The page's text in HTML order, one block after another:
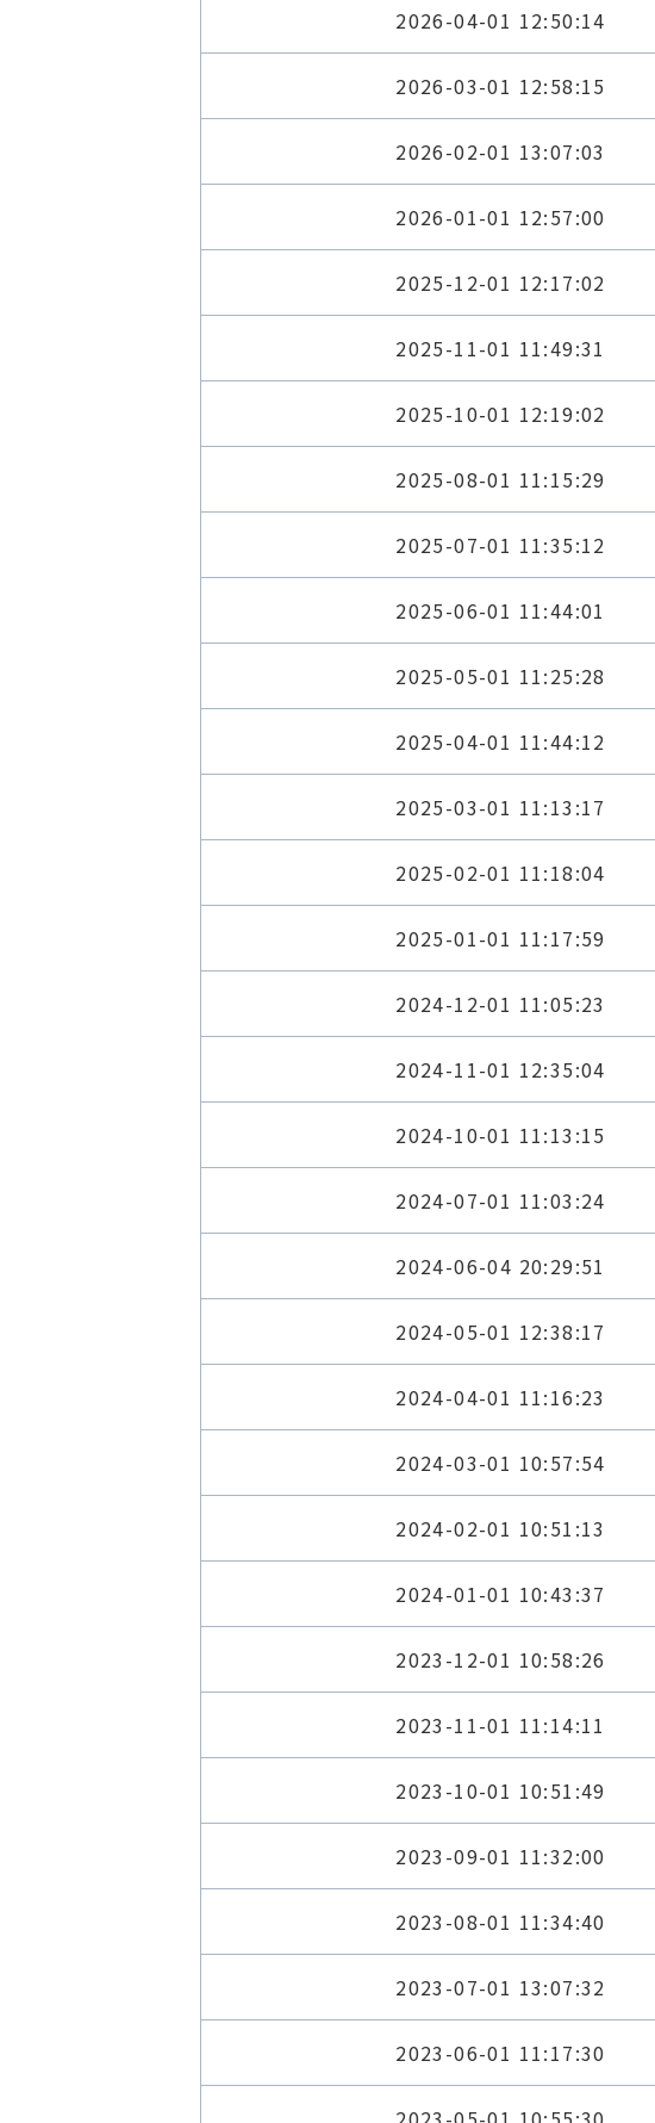
2026-04-01 12:50:14
2026-03-01 12:58:15
2026-02-01 13:07:03
2026-01-01 12:57:00
2025-12-01 12:17:02
2025-11-01 11:49:31
2025-10-01 12:19:02
2025-08-01 11:15:29
2025-07-01 11:35:12
2025-06-01 11:44:01
2025-05-01 11:25:28
2025-04-01 11:44:12
2025-03-01 11:13:17
2025-02-01 11:18:04
2025-01-01 11:17:59
2024-12-01 11:05:23
2024-11-01 12:35:04
2024-10-01 11:13:15
2024-07-01 11:03:24
2024-06-04 20:29:51
2024-05-01 12:38:17
2024-04-01 11:16:23
2024-03-01 10:57:54
2024-02-01 10:51:13
2024-01-01 10:43:37
2023-12-01 10:58:26
2023-11-01 11:14:11
2023-10-01 10:51:49
2023-09-01 11:32:00
2023-08-01 11:34:40
2023-07-01 13:07:32
2023-06-01 11:17:30